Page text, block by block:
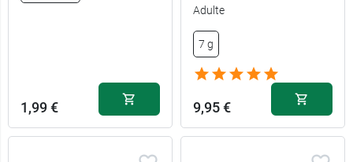
1,99 €
Adulte
7 g
9,95 €